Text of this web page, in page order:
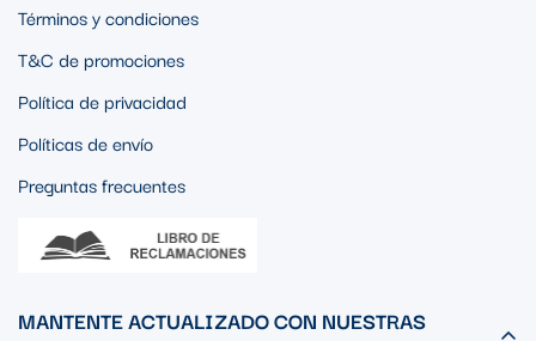
Términos y condiciones
T&C de promociones
Política de privacidad
Políticas de envío
Preguntas frecuentes
MANTENTE ACTUALIZADO CON NUESTRAS